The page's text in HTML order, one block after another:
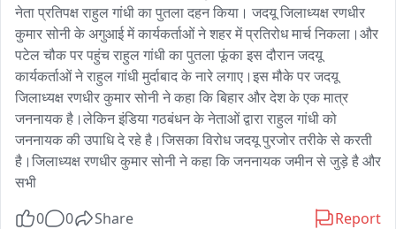
नेता प्रतिपक्ष राहुल गांधी का पुतला दहन किया। जदयू जिलाध्यक्ष रणधीर
कुमार सोनी के अगुआई में कार्यकर्ताओं ने शहर में प्रतिरोध मार्च निकला।और
पटेल चौक पर पहुंच राहुल गांधी का पुतला फूंका इस दौरान जदयू
कार्यकर्ताओं ने राहुल गांधी मुर्दाबाद के नारे लगाए।इस मौके पर जदयू
जिलाध्यक्ष रणधीर कुमार सोनी ने कहा कि बिहार और देश के एक मात्र
जननायक है।लेकिन इंडिया गठबंधन के नेताओं द्वारा राहुल गांधी को
जननायक की उपाधि दे रहे है।जिसका विरोध जदयू पुरजोर तरीके से करती
है।जिलाध्यक्ष रणधीर कुमार सोनी ने कहा कि जननायक जमीन से जुड़े है और
सभी
0 0 Share Report